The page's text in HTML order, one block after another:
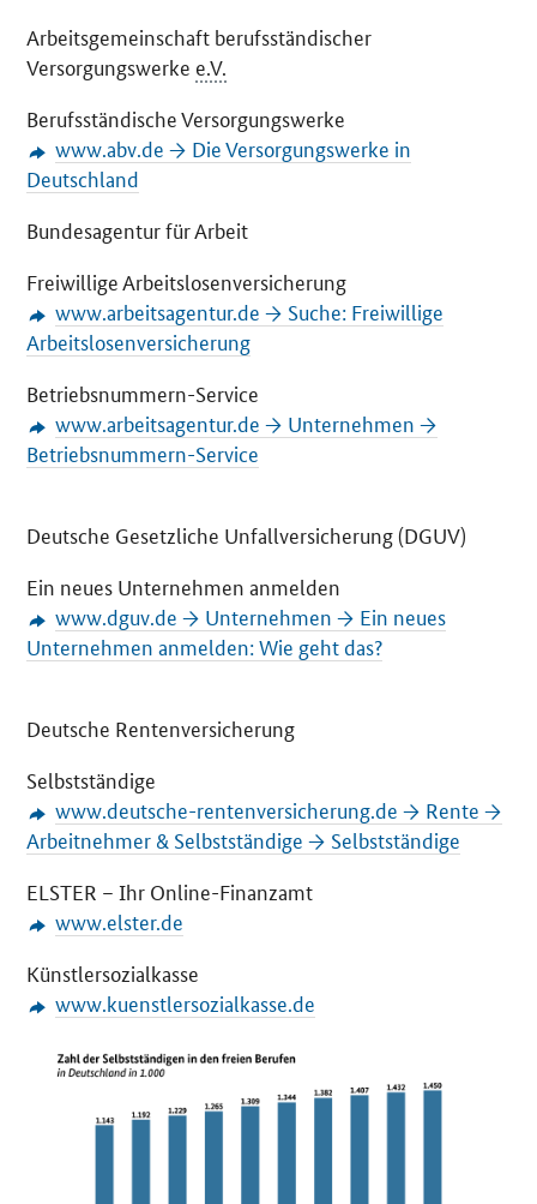
Arbeitsgemeinschaft berufsständischer
Versorgungswerke e.V.
Berufsständische Versorgungswerke
www.abv.de → Die Versorgungswerke in
Deutschland
Bundesagentur für Arbeit
Freiwillige Arbeitslosenversicherung
www.arbeitsagentur.de → Suche: Freiwillige
Arbeitslosenversicherung
Betriebsnummern-Service
www.arbeitsagentur.de → Unternehmen →
Betriebsnummern-Service
Deutsche Gesetzliche Unfallversicherung (DGUV)
Ein neues Unternehmen anmelden
www.dguv.de → Unternehmen → Ein neues
Unternehmen anmelden: Wie geht das?
Deutsche Rentenversicherung
Selbstständige
www.deutsche-rentenversicherung.de → Rente →
Arbeitnehmer & Selbstständige → Selbstständige
ELSTER – Ihr Online-Finanzamt
www.elster.de
Künstlersozialkasse
www.kuenstlersozialkasse.de